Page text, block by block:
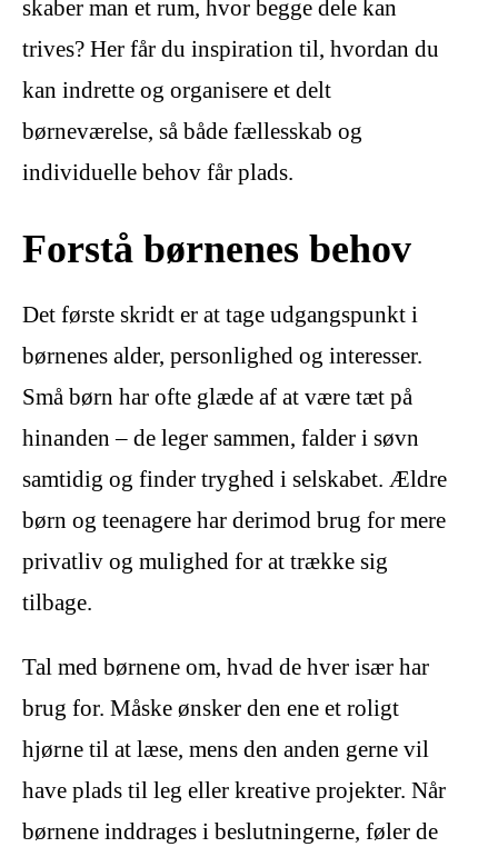
skaber man et rum, hvor begge dele kan
trives? Her får du inspiration til, hvordan du
kan indrette og organisere et delt
børneværelse, så både fællesskab og
individuelle behov får plads.
Forstå børnenes behov
Det første skridt er at tage udgangspunkt i
børnenes alder, personlighed og interesser.
Små børn har ofte glæde af at være tæt på
hinanden – de leger sammen, falder i søvn
samtidig og finder tryghed i selskabet. Ældre
børn og teenagere har derimod brug for mere
privatliv og mulighed for at trække sig
tilbage.
Tal med børnene om, hvad de hver især har
brug for. Måske ønsker den ene et roligt
hjørne til at læse, mens den anden gerne vil
have plads til leg eller kreative projekter. Når
børnene inddrages i beslutningerne, føler de